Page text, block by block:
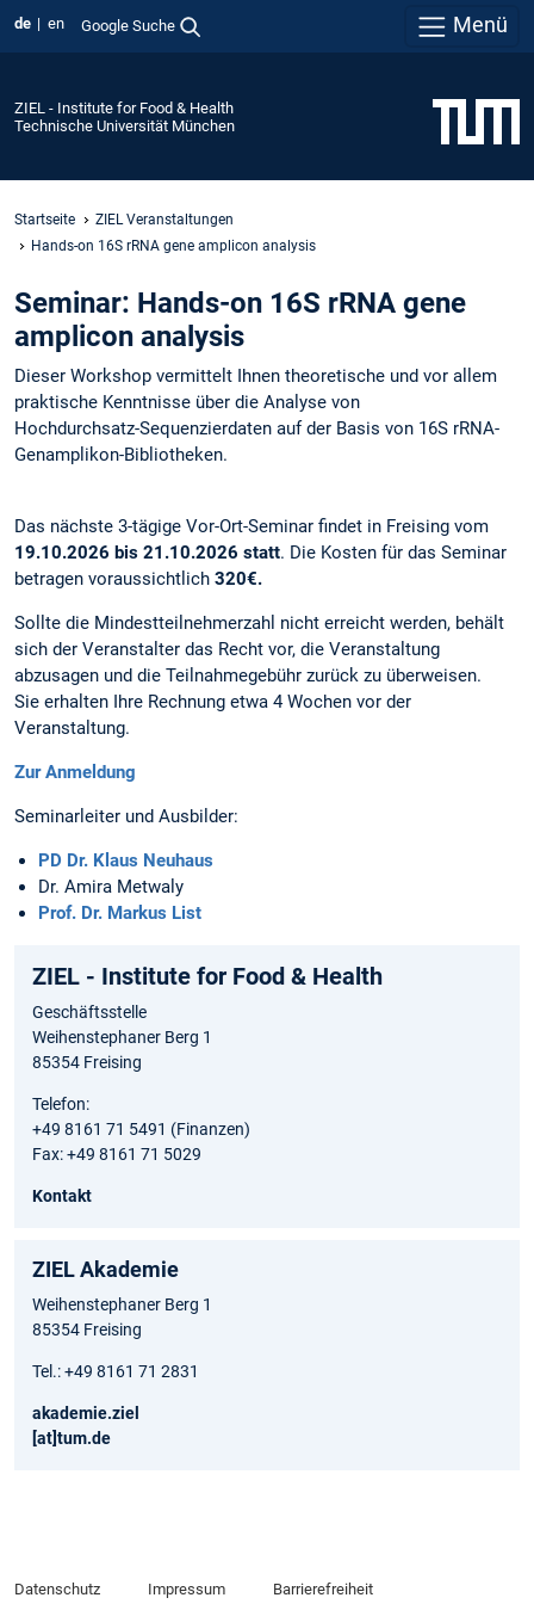
de en Google Suche Menü
ZIEL - Institute for Food & Health
Technische Universität München
Startseite
ZIEL Veranstaltungen
Hands-on 16S rRNA gene amplicon analysis
Seminar: Hands-on 16S rRNA gene
amplicon analysis
Dieser Workshop vermittelt Ihnen theoretische und vor allem
praktische Kenntnisse über die Analyse von
Hochdurchsatz-Sequenzierdaten auf der Basis von 16S rRNA-
Genamplikon-Bibliotheken.
Das nächste 3-tägige Vor-Ort-Seminar findet in Freising vom
19.10.2026 bis 21.10.2026 statt. Die Kosten für das Seminar
betragen voraussichtlich 320€.
Sollte die Mindestteilnehmerzahl nicht erreicht werden, behält
sich der Veranstalter das Recht vor, die Veranstaltung
abzusagen und die Teilnahmegebühr zurück zu überweisen.
Sie erhalten Ihre Rechnung etwa 4 Wochen vor der
Veranstaltung.
Zur Anmeldung
Seminarleiter und Ausbilder:
PD Dr. Klaus Neuhaus
Dr. Amira Metwaly
Prof. Dr. Markus List
ZIEL - Institute for Food & Health
Geschäftsstelle
Weihenstephaner Berg 1
85354 Freising
Telefon:
+49 8161 71 5491 (Finanzen)
Fax: +49 8161 71 5029
Kontakt
ZIEL Akademie
Weihenstephaner Berg 1
85354 Freising
Tel.: +49 8161 71 2831
akademie.ziel
[at]tum.de
Datenschutz Impressum Barrierefreiheit